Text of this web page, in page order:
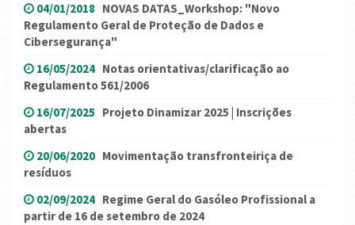
04/01/2018 NOVAS DATAS_Workshop: "Novo
Regulamento Geral de Proteção de Dados e
Cibersegurança"
16/05/2024 Notas orientativas/clarificação ao
Regulamento 561/2006
16/07/2025 Projeto Dinamizar 2025 | Inscrições
abertas
20/06/2020 Movimentação transfronteiriça de
resíduos
02/09/2024 Regime Geral do Gasóleo Profissional a
partir de 16 de setembro de 2024